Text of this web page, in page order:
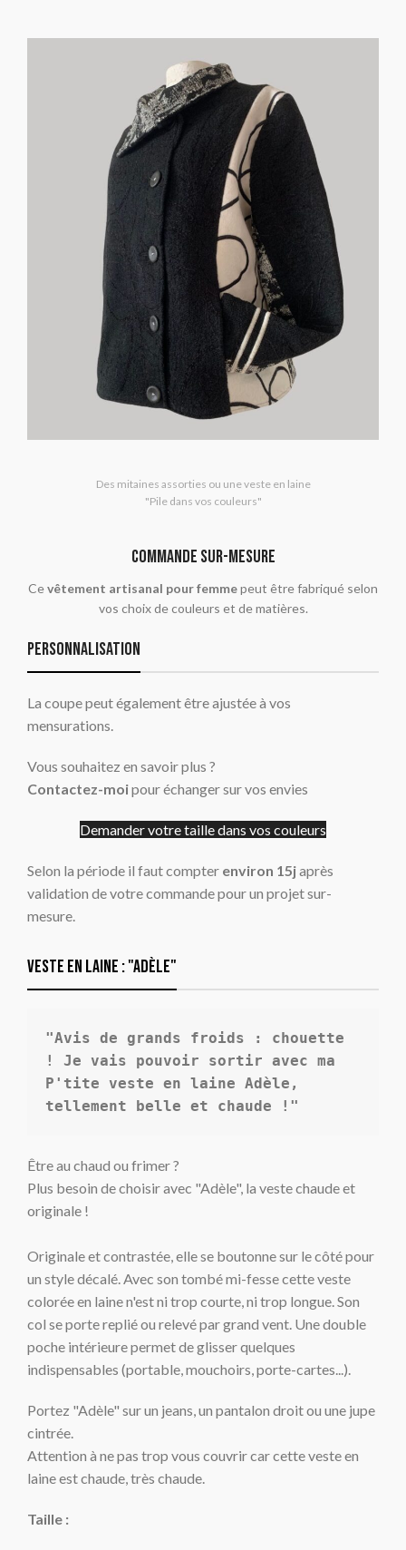
Des mitaines assorties ou une veste en laine
"Pile dans vos couleurs"
commande sur-mesure
Cevêtement artisanal pour femmepeut être fabriqué selon
vos choix de couleurs et de matières.
Personnalisation
La coupe peut également être ajustée à vos
mensurations.
Vous souhaitez en savoir plus ?
Contactez-moipour échanger sur vos envies
Demander votre taille dans vos couleurs
Selon la période il faut compter environ 15japrès
validation de votre commande pour un projet sur-
mesure.
Veste en laine : "adèle"
"Avis de grands froids : chouette
! Je vais pouvoir sortir avec ma
P'tite veste en laine Adèle,
tellement belle et chaude !"
Être au chaud ou frimer ?
Plus besoin de choisir avec "Adèle", la veste chaude et
originale !
Originale et contrastée, elle se boutonne sur le côté pour
un style décalé.Avec son tombé mi-fesse cette veste
colorée en laine n'est ni trop courte, ni trop longue.Son
col se portereplié ourelevé par grand vent. Une double
poche intérieure permet de glisser quelques
indispensables (portable, mouchoirs, porte-cartes...).
Portez "Adèle" sur un jeans, un pantalon droit ou une jupe
cintrée.
Attention à ne pas trop vous couvrir car cette veste en
laine est chaude, très chaude.
Taille :